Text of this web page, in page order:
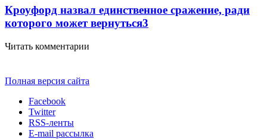
Кроуфорд назвал единственное сражение, ради
которого может вернуться3
Читать комментарии
Полная версия сайта
Facebook
Twitter
RSS-ленты
E-mail рассылка